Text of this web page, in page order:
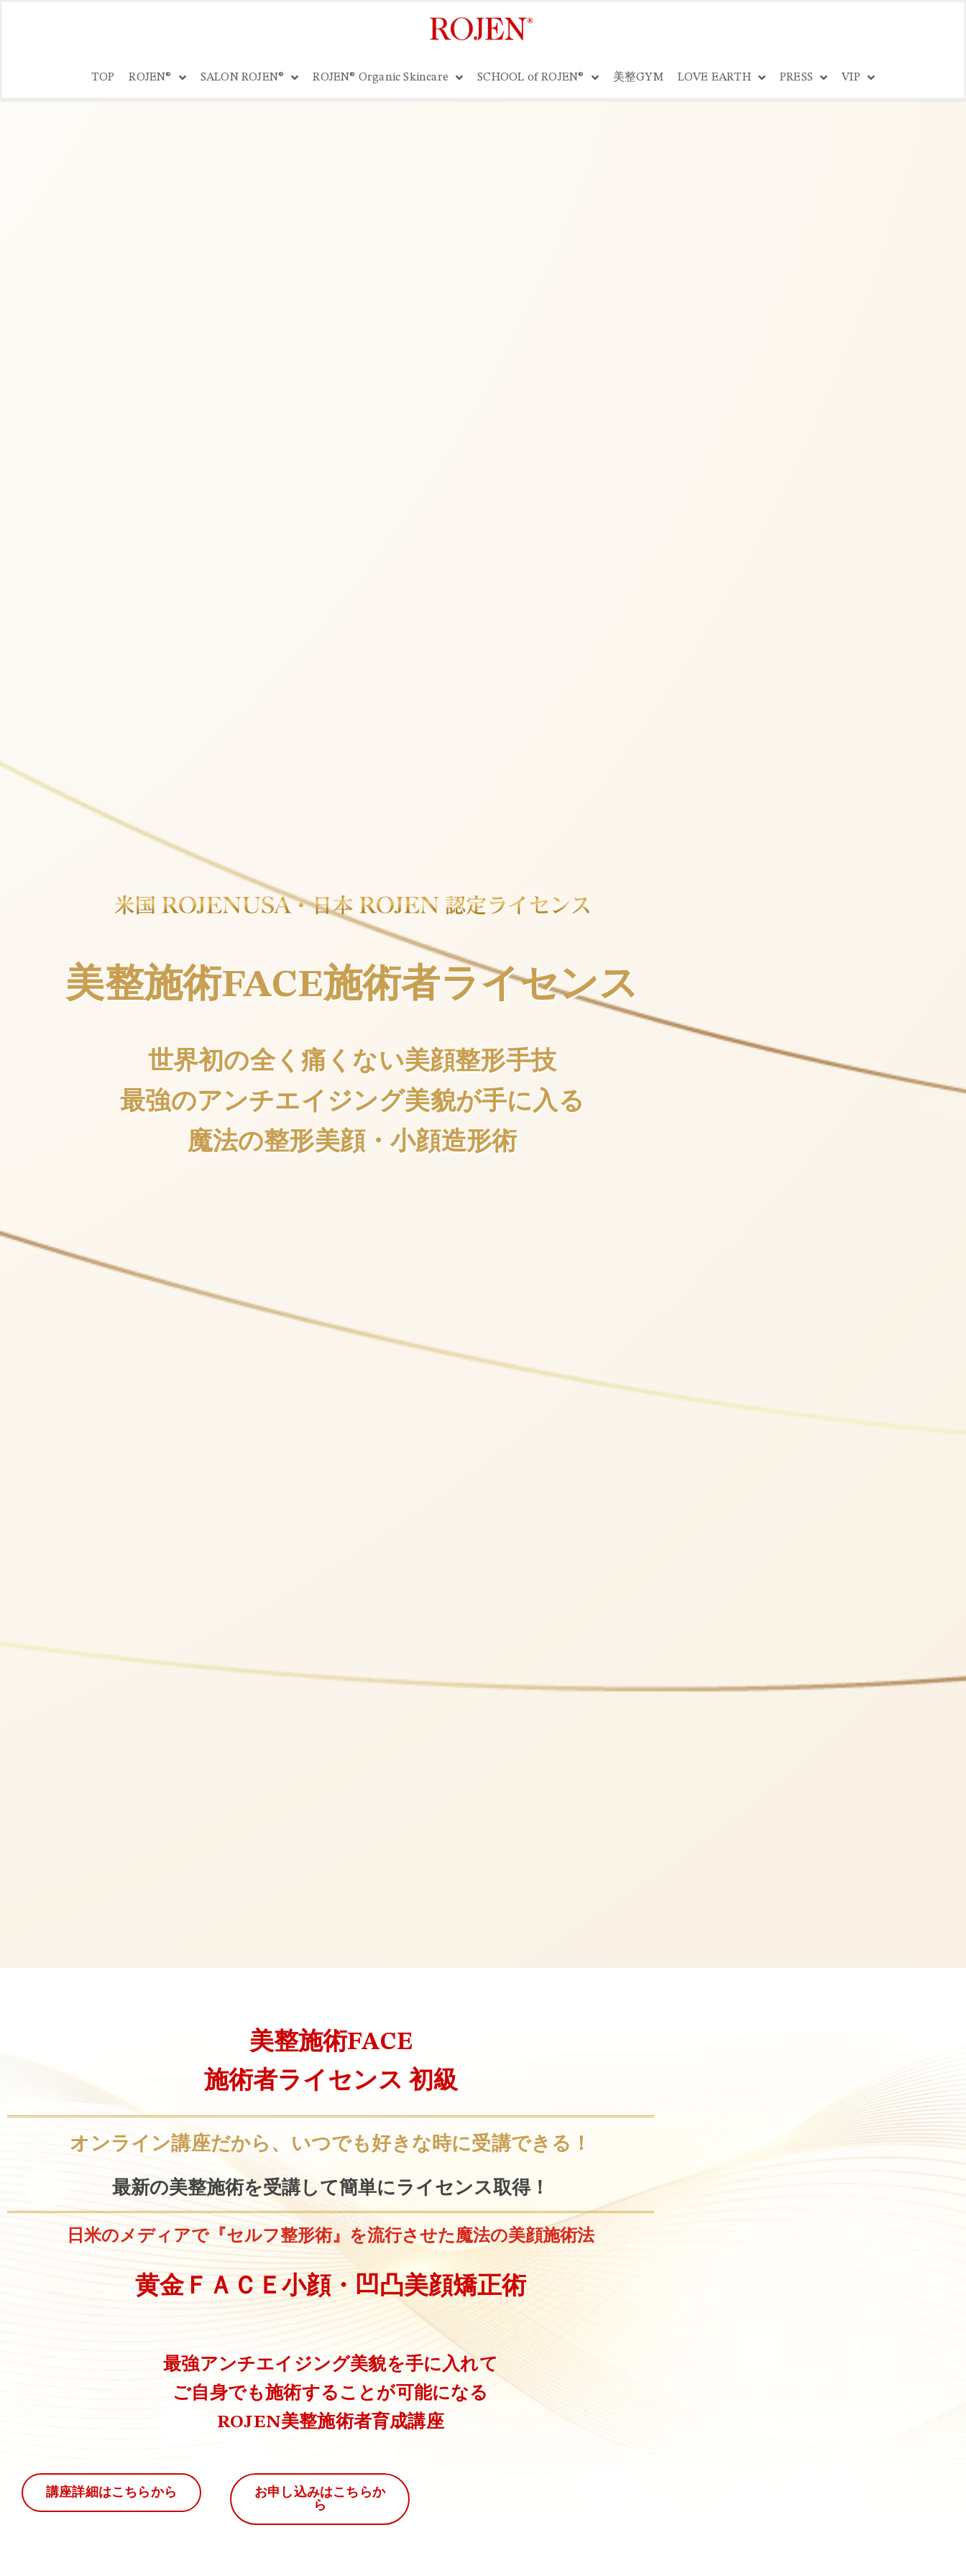
ン
TOP ROJEN® SALON ROJEN® ROJEN® Organic Skincare SCHOOL of ROJEN® 美整GYM LOVE EARTH PRESS VIP
美整施術FACE施術者ライセンス
世界初の全く痛くない美顔整形手技
最強のアンチエイジング美貌が手に入る
魔法の整形美顔・小顔造形術
美整施術FACE
施術者ライセンス 初級
オンライン講座だから、 いつでも好きな時に受講できる！
最新の美整施術を受講して簡単にライセンス取得！
日米のメディアで『セルフ整形術』を流行させた魔法の美顔施術法
黄金ＦＡＣＥ小顔・凹凸美顔矯正術
最強アンチエイジング美貌を手に入れて
ご自身でも施術することが可能になる
ROJEN美整施術者育成講座
講座詳細はこちらから
お申し込みはこちらか
ら